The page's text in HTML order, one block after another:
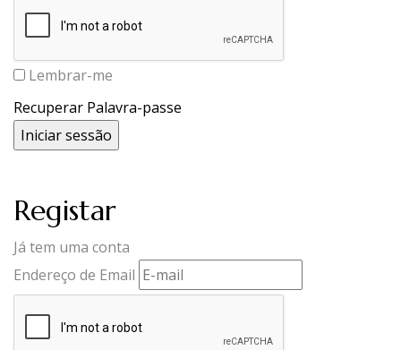
Lembrar-me
Recuperar Palavra-passe
Registar
Já tem uma conta
Endereço de Email